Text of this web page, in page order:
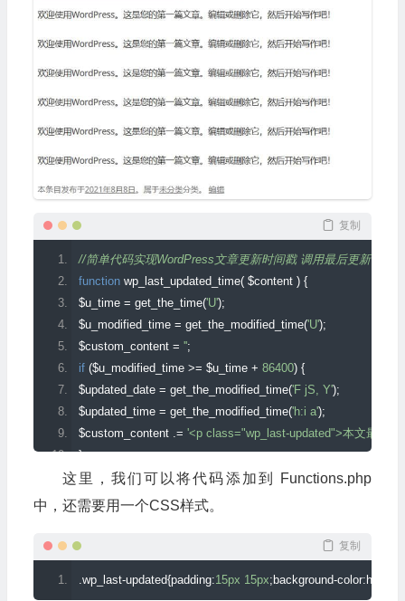
复制
//简单代码实现WordPress文章更新时间戳 调用最后更新时间
function wp_last_updated_time( $content ) {
$u_time = get_the_time('U');
$u_modified_time = get_the_modified_time('U');
$custom_content = '';
if ($u_modified_time >= $u_time + 86400) {
$updated_date = get_the_modified_time('F jS, Y');
$updated_time = get_the_modified_time('h:i a');
$custom_content .= '<p class="wp_last-updated">本文最后更
}
$custom_content .= $content
}
add_filter( 'the_content', 'wp_last_updated_time' );
这里，我们可以将代码添加到 Functions.php
中，还需要用一个CSS样式。
复制
.wp_last-updated{padding:15px 15px; background-color: hsla